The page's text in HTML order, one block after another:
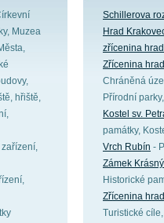
Muzea
hřiště,
Schillerova
Hrad
zřícenina
Zřícenina
Chráněná
Přírodní
Kostel sv.
památky,
Vrch Rubín -
Zámek
Historické
Zřícenina
Turistické